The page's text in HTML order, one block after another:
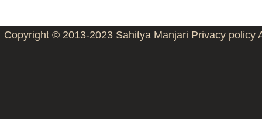
Copyright © 2013-2023 Sahitya Manjari Privacy policy